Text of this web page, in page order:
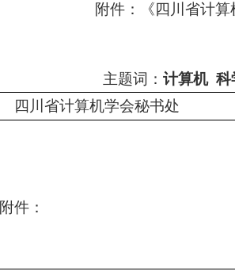
附件：《四川省计算
主题词： 计算机 科
四川省计算机学会秘书处
附件：